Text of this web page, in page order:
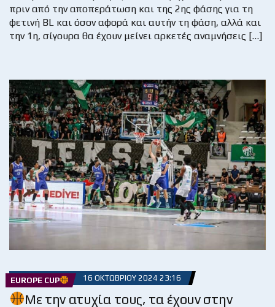
πριν από την αποπεράτωση και της 2ης φάσης για τη
φετινή BL και όσον αφορά και αυτήν τη φάση, αλλά και
την 1η, σίγουρα θα έχουν μείνει αρκετές αναμνήσεις […]
EUROPE CUP 16 ΟΚΤΩΒΡΊΟΥ 2024 23:16
Με την ατυχία τους, τα έχουν στην